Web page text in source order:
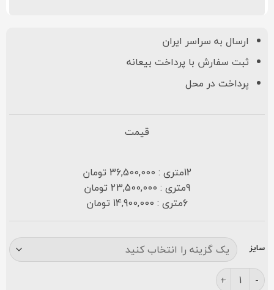
ارسال به سراسر ایران
ثبت سفارش با پرداخت بیعانه
پرداخت در محل
قیمت
12متری : 36,500,000 تومان
9متری : 23,500,000 تومان
6متری : 14,900,000 تومان
سایز
فرش کاشان آفرین ۷۰۰ شانه سرمه ای عدد